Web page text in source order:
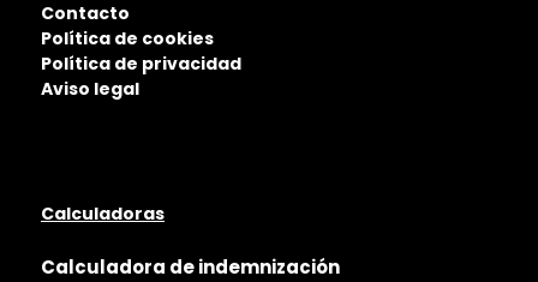
Contacto
Política de cookies
Política de privacidad
Aviso legal
Calculadoras
Calculadora de indemnización